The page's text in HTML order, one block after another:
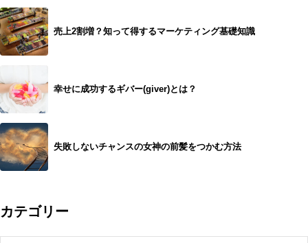
売上2割増？知って得するマーケティング基礎知識
幸せに成功するギバー(giver)とは？
失敗しないチャンスの女神の前髪をつかむ方法
カテゴリー